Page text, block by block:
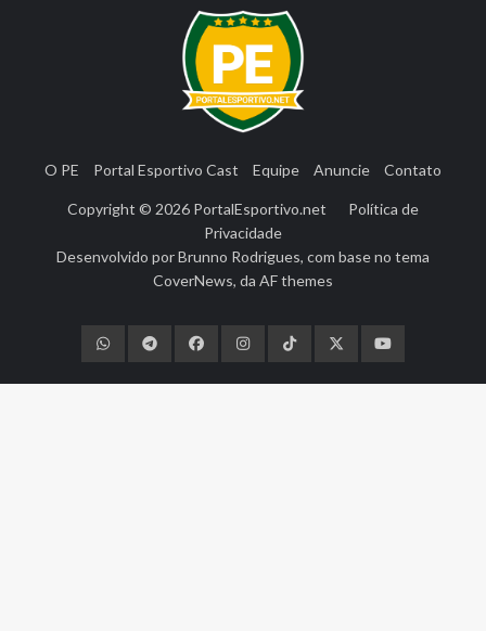
O PE Portal Esportivo Cast Equipe Anuncie Contato
Copyright © 2026 PortalEsportivo.net
Política de
Privacidade
Desenvolvido porBrunno Rodrigues, com base no tema
CoverNews, da AF themes